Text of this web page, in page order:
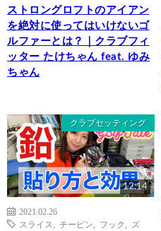
ストロングロフトのアイアン
を絶対に使ってはいけないゴ
ルファーとは？｜クラブフィ
ッター たけちゃん feat. ゆみ
ちゃん
クラブセッティング
12:14
2021.02.26
スライス
チーピン フック
ズ